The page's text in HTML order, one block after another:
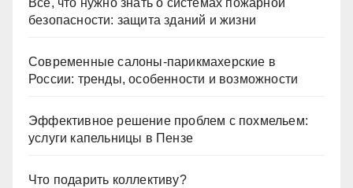
Все, что нужно знать о системах пожарной
безопасности: защита зданий и жизни
Современные салоны-парикмахерские в
России: тренды, особенности и возможности
Эффективное решение проблем с похмельем:
услуги капельницы в Пензе
Что подарить коллективу?